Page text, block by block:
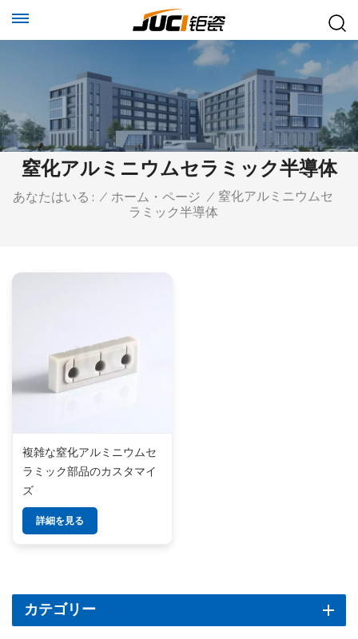
窒化アルミニウムセラミック半導体
あなたはいる : / ホーム・ページ / 窒化アルミニウムセ
ラミック半導体
複雑な窒化アルミニウムセ
ラミック部品のカスタマイ
ズ
詳細を見る
カテゴリー